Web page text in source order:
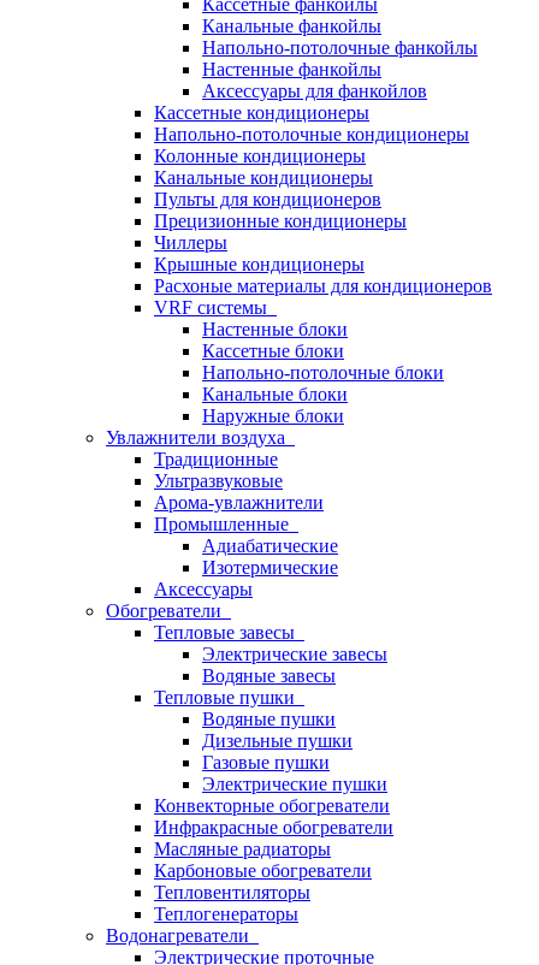
Кассетные фанкойлы
Канальные фанкойлы
Напольно-потолочные фанкойлы
Настенные фанкойлы
Аксессуары для фанкойлов
Кассетные кондиционеры
Напольно-потолочные кондиционеры
Колонные кондиционеры
Канальные кондиционеры
Пульты для кондиционеров
Прецизионные кондиционеры
Чиллеры
Крышные кондиционеры
Расхоные материалы для кондиционеров
VRF системы
Настенные блоки
Кассетные блоки
Напольно-потолочные блоки
Канальные блоки
Наружные блоки
Увлажнители воздуха
Традиционные
Ультразвуковые
Арома-увлажнители
Промышленныe
Адиабатические
Изотермические
Аксессуары
Обогреватели
Тепловые завесы
Электрические завесы
Водяные завесы
Тепловые пушки
Водяные пушки
Дизельные пушки
Газовые пушки
Электрические пушки
Конвекторные обогреватели
Инфракрасные обогреватели
Масляные радиаторы
Карбоновые обогреватели
Тепловентиляторы
Теплогенераторы
Водонагреватели
Электрические проточные